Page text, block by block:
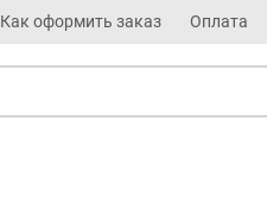
Как оформить заказ Оплата